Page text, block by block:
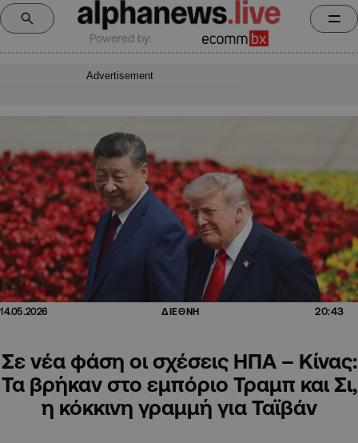
Powered by:
Advertisement
14.05.2026 ΔΙΕΘΝΗ 20:43
Σε νέα φάση οι σχέσεις ΗΠΑ – Κίνας:
Τα βρήκαν στο εμπόριο Τραμπ και Σι,
η κόκκινη γραμμή για Ταϊβάν